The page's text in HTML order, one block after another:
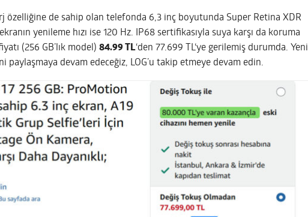
özelliğine de sahip olan telefonda 6,3 inç boyutunda Super Retina XDR
yenileme hızı ise 120 Hz. IP68 sertifikasıyla suya karşı da koruma
(256 GB’lık model) 84.99 TL‘den 77.699 TL‘ye gerilemiş durumda. Yeni
paylaşmaya devam edeceğiz, LOG’u takip etmeye devam edin.